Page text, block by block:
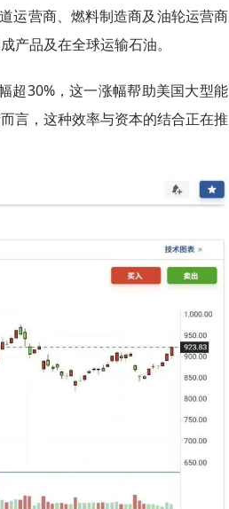
运营商、燃料制造商及油轮运营商
产品及在全球运输石油。
超30%，这一涨幅帮助美国大型能
言，这种效率与资本的结合正在推